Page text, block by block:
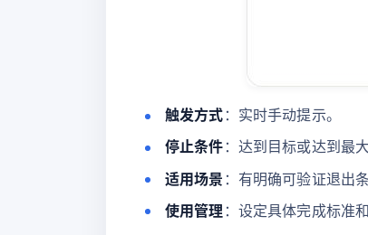
触发方式 ：实时手动提示。
停止条件 ：达到目标或达到最
适用场景 ：有明确可验证退出
使用管理 ：设定具体完成标准